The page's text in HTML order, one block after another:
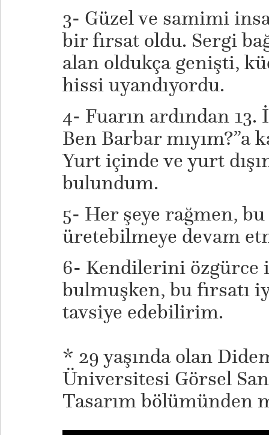
3- Güzel ve samimi
bir fırsat oldu. Sergi
alan oldukça genişti,
hissi uyandıyordu.
4- Fuarın ardından
Ben Barbar mıyım?”a
Yurt içinde ve yurt
bulundum.
5- Her şeye rağmen,
üretebilmeye devam
6- Kendilerini özgürce
bulmuşken, bu fırsatı
tavsiye edebilirim.
* 29 yaşında olan
Üniversitesi Görsel
Tasarım bölümünden